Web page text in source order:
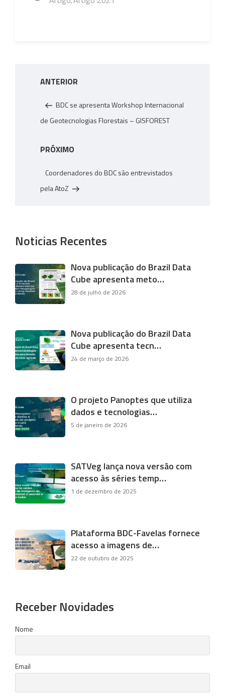
Post
ANTERIOR
BDC se apresenta Workshop Internacional
de Geotecnologias Florestais – GISFOREST
Próximo
PRÓXIMO
Coordenadores do BDC são entrevistados
pela AtoZ
Noticias Recentes
Nova publicação do Brazil Data
Cube apresenta meto…
28 de julho de 2026
Nova publicação do Brazil Data
Cube apresenta tecn…
24 de março de 2026
O projeto Panoptes que utiliza
dados e tecnologias…
5 de janeiro de 2026
SATVeg lança nova versão com
acesso às séries temp…
1 de dezembro de 2025
Plataforma BDC-Favelas fornece
acesso a imagens de…
22 de outubro de 2025
Receber Novidades
Nome
Email